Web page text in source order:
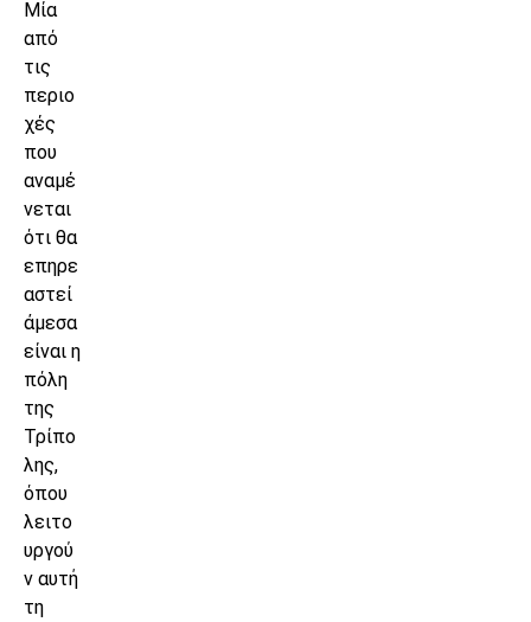
Μία
από
τις
περιο
χές
που
αναμέ
νεται
ότι θα
επηρε
αστεί
άμεσα
είναι η
πόλη
της
Τρίπο
λης,
όπου
λειτο
υργού
ν αυτή
τη